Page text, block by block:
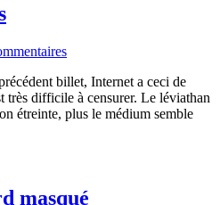
billet, Internet a ceci de
très difficile à censurer. Le léviathan
étreinte, plus le médium semble
masqué